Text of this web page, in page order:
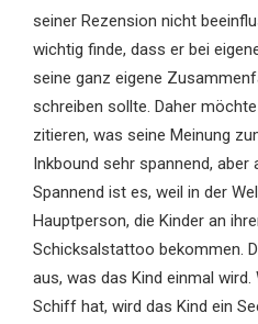
seiner Rezension nicht
wichtig finde, dass er bei
seine ganz eigene
schreiben sollte. Daher
zitieren, was seine Meinung
Inkbound sehr spannend,
Spannend ist es, weil in der
Hauptperson, die Kinder an
Schicksalstattoo bekommen.
aus, was das Kind einmal
Schiff hat, wird das Kind ein